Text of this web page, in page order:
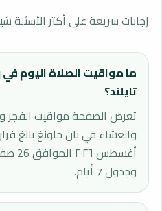
إجابات سريعة على أكثر الأسئلة
ما مواقيت الصلاة اليوم في
تايلند؟
تعرض الصفحة مواقيت الفجر
وجدول 7 أيام.